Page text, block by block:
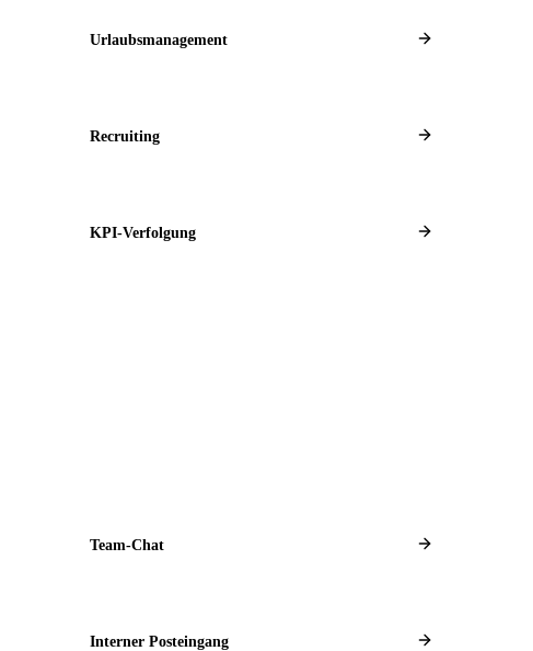
Urlaubsmanagement
Recruiting
KPI-Verfolgung
Team-Chat
Interner Posteingang